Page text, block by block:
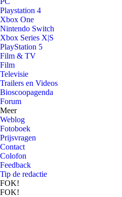
Playstation 4
Xbox One
Nintendo Switch
Xbox Series X|S
PlayStation 5
Film & TV
Film
Televisie
Trailers en Videos
Bioscoopagenda
Forum
Meer
Weblog
Fotoboek
Prijsvragen
Contact
Colofon
Feedback
Tip de redactie
FOK!
FOK!